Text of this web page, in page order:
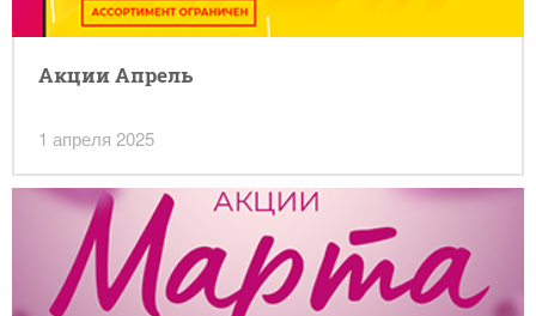
Акции Апрель
1 апреля 2025